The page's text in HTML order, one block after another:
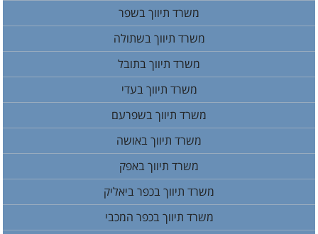
משרד תיווך בשפר
משרד תיווך בשתולה
משרד תיווך בתובל
משרד תיווך בעדי
משרד תיווך בשפרעם
משרד תיווך באושה
משרד תיווך באפק
משרד תיווך בכפר ביאליק
משרד תיווך בכפר המכבי